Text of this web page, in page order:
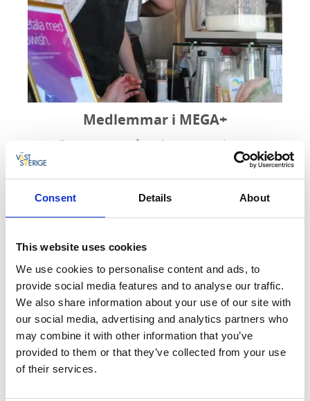
Consent Details About
This website uses cookies
We use cookies to personalise content and ads, to
provide social media features and to analyse our traffic.
We also share information about your use of our site with
our social media, advertising and analytics partners who
may combine it with other information that you’ve
provided to them or that they’ve collected from your use
of their services.
Medlemmar i MEGA+
Se vilka som stöttar vår verksamhet och läs om hur
Läs mer